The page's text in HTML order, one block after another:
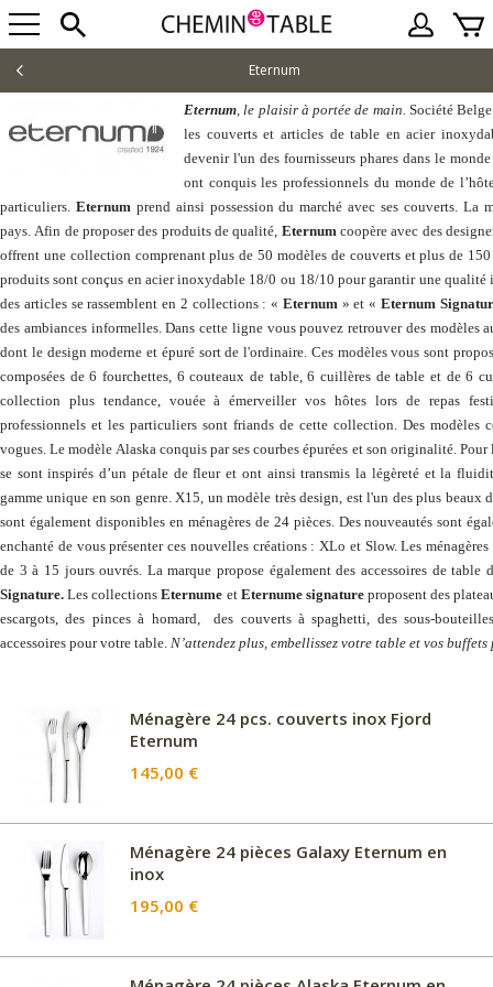
Eternum
Eternum, le plaisir à portée de main. Société
les couverts et articles de table en acier
devenir l'un des fournisseurs phares dans le
ont conquis les professionnels du monde de
particuliers. Eternumprend ainsi possession du marché avec ses couverts. La
pays. Afin de proposer des produits de qualité, Eternumcoopère avec des
offrent une collection comprenant plus de 50 modèles de couverts et plus de
produits sont conçus en acier inoxydable 18/0 ou 18/10 pour garantir une qualité
des articles se rassemblent en 2 collections : « Eternum» et « Eternum
des ambiances informelles. Dans cette ligne vous pouvez retrouver des modèles
dont le design moderne et épuré sort de l'ordinaire. Ces modèles vous sont
composées de 6 fourchettes, 6 couteaux de table, 6 cuillères de table et de 6
collection plus tendance, vouée à émerveiller vos hôtes lors de repas
professionnels et les particuliers sont friands de cette collection. Des modèles
vogues. Le modèle Alaska conquis par ses courbes épurées et son originalité. Pour
se sont inspirés d’un pétale de fleur et ont ainsi transmis la légèreté et la
gamme unique en son genre. X15, un modèle très design, est l'un des plus beaux
sont également disponibles en ménagères de 24 pièces. Des nouveautés sont
enchanté de vous présenter ces nouvelles créations : XLo et Slow. Les
de 3 à 15 jours ouvrés. La marque propose également des accessoires de
Signature.Les collections Eternume etEternume signatureproposent des
escargots, des pinces à homard, des couverts à spaghetti, des sous-
accessoires pour votre table. N’attendez plus, embellissez votre table et vos
Ménagère 24 pcs. couverts inox Fjord
Eternum
145,00 €
Ménagère 24 pièces Galaxy Eternum en
inox
195,00 €